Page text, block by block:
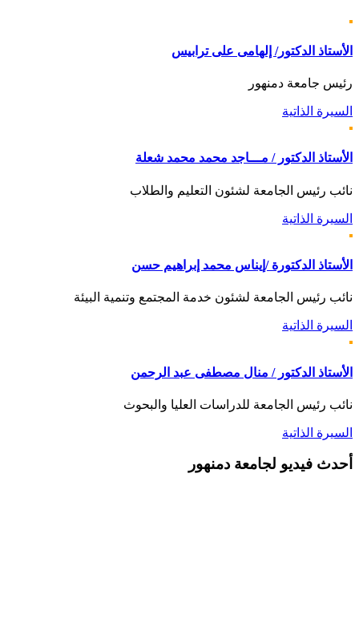
الأستاذ الدكتور/ إلهامى على ترابيس
رئيس جامعة دمنهور
السيرة الذاتية
الأستاذ الدكتور / مـــاجد محمد محمد شعلة
نائب رئيس الجامعة لشئون التعليم والطلاب
السيرة الذاتية
الأستاذ الدكتورة /إيناس محمد إبراهيم حسن
نائب رئيس الجامعة لشئون خدمة المجتمع وتنمية البيئة
السيرة الذاتية
الأستاذ الدكتور / منال مصطفى عبد الرحمن
نائب رئيس الجامعة للدراسات العليا والبحوث
السيرة الذاتية
أحدث فيديو لجامعة دمنهور